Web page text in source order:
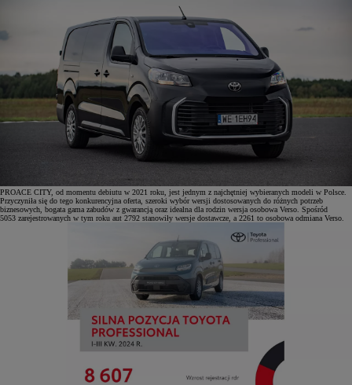
PROACE CITY, od momentu debiutu w 2021 roku, jest jednym z najchętniej wybieranych modeli w Polsce.
Przyczyniła się do tego konkurencyjna oferta, szeroki wybór wersji dostosowanych do różnych potrzeb
biznesowych, bogata gama zabudów z gwarancją oraz idealna dla rodzin wersja osobowa Verso. Spośród
5053 zarejestrowanych w tym roku aut 2792 stanowiły wersje dostawcze, a 2261 to osobowa odmiana Verso.